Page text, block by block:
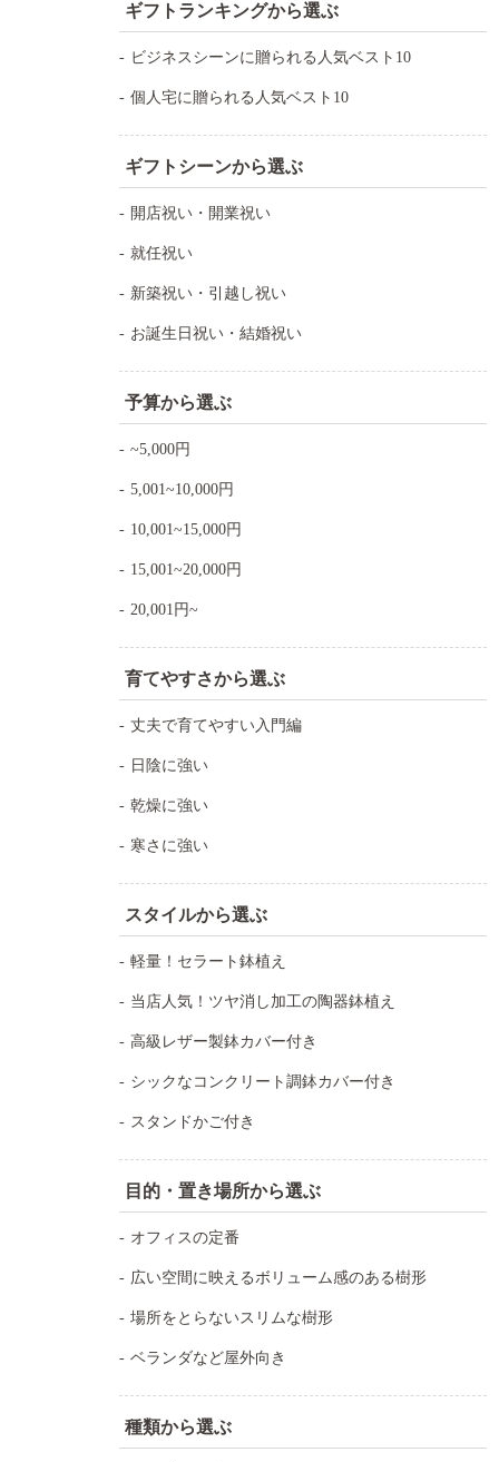
ギフトランキングから選ぶ
ビジネスシーンに贈られる人気ベスト10
個人宅に贈られる人気ベスト10
ギフトシーンから選ぶ
開店祝い・開業祝い
就任祝い
新築祝い・引越し祝い
お誕生日祝い・結婚祝い
予算から選ぶ
~5,000円
5,001~10,000円
10,001~15,000円
15,001~20,000円
20,001円~
育てやすさから選ぶ
丈夫で育てやすい入門編
日陰に強い
乾燥に強い
寒さに強い
スタイルから選ぶ
軽量！セラート鉢植え
当店人気！ツヤ消し加工の陶器鉢植え
高級レザー製鉢カバー付き
シックなコンクリート調鉢カバー付き
スタンドかご付き
目的・置き場所から選ぶ
オフィスの定番
広い空間に映えるボリューム感のある樹形
場所をとらないスリムな樹形
ベランダなど屋外向き
種類から選ぶ